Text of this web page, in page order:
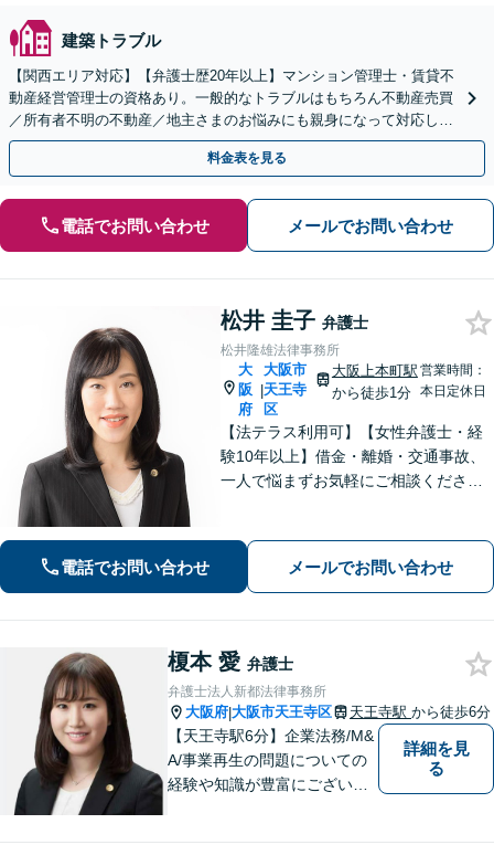
建築トラブル
【関西エリア対応】【弁護士歴20年以上】マンション管理士・賃貸不
動産経営管理士の資格あり。一般的なトラブルはもちろん不動産売買
／所有者不明の不動産／地主さまのお悩みにも親身になって対応しま
す【夜間・休日の相談可】
料金表を見る
電話でお問い合わせ メールでお問い合わせ
松井 圭子 弁護士
松井隆雄法律事務所
大
阪
府
|
大阪市
天王寺
区
大阪上本町駅
から徒歩1分
営業時間：
本日定休日
【法テラス利用可】【女性弁護士・経
験10年以上】借金・離婚・交通事故、
一人で悩まずお気軽にご相談ください
迎【谷町九丁目駅・大阪上本町駅から
地下で直結／近鉄沿線からアクセス良
電話でお問い合わせ メールでお問い合わせ
榎本 愛 弁護士
弁護士法人新都法律事務所
大阪府|大阪市天王寺区 天王寺駅 から徒歩6分
【天王寺駅6分】企業法務/M&
A/事業再生の問題についての
経験や知識が豊富にございま
詳細を見
る